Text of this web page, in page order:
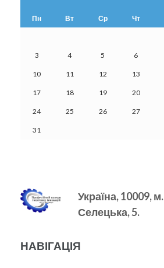
Пн Вт Ср Чт
3 4 5 6
10 11 12 13
17 18 19 20
24 25 26 27
31
Україна, 10009, м.
Селецька, 5.
НАВІГАЦІЯ